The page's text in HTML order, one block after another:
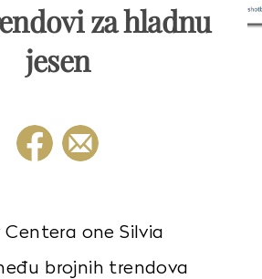
za hladnu
jesen
one Silvia
brojnih trendova